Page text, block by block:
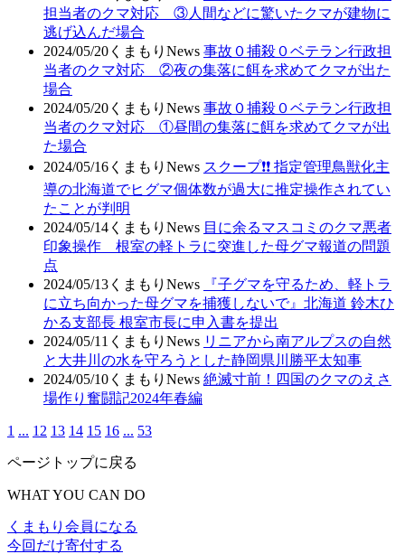
担当者のクマ対応 ③人間などに驚いたクマが建物に
逃げ込んだ場合
2024/05/20 くまもりNews 事故０捕殺０ベテラン行政担
当者のクマ対応 ②夜の集落に餌を求めてクマが出た
場合
2024/05/20 くまもりNews 事故０捕殺０ベテラン行政担
当者のクマ対応 ①昼間の集落に餌を求めてクマが出
た場合
2024/05/16 くまもりNews スクープ❗❗ 指定管理鳥獣化主
導の北海道でヒグマ個体数が過大に推定操作されてい
たことが判明
2024/05/14 くまもりNews 目に余るマスコミのクマ悪者
印象操作 根室の軽トラに突進した母グマ報道の問題
点
2024/05/13 くまもりNews
『子グマを守るため、軽トラ
に立ち向かった母グマを捕獲しないで』北海道 鈴木ひ
かる支部長 根室市長に申入書を提出
2024/05/11 くまもりNews リニアから南アルプスの自然
と大井川の水を守ろうとした静岡県川勝平太知事
2024/05/10 くまもりNews 絶滅寸前！四国のクマのえさ
場作り奮闘記2024年春編
1 ... 12 13 14 15 16 ... 53
ページトップに戻る
WHAT YOU CAN DO
くまもり会員になる
今回だけ寄付する